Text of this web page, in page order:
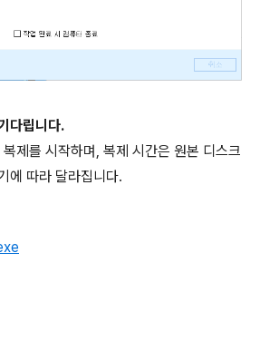
다립니다.
제를 시작하며, 복제 시간은 원본 디스크
에 따라 달라집니다.